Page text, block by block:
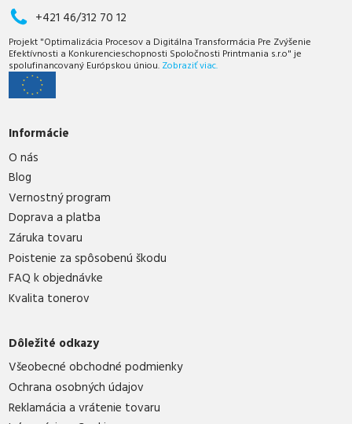
+421 46/312 70 12
Projekt "Optimalizácia Procesov a Digitálna Transformácia Pre Zvýšenie
Efektívnosti a Konkurencieschopnosti Spoločnosti Printmania s.r.o" je
spolufinancovaný Európskou úniou. Zobraziť viac.
Informácie
O nás
Blog
Vernostný program
Doprava a platba
Záruka tovaru
Poistenie za spôsobenú škodu
FAQ k objednávke
Kvalita tonerov
Dôležité odkazy
Všeobecné obchodné podmienky
Ochrana osobných údajov
Reklamácia a vrátenie tovaru